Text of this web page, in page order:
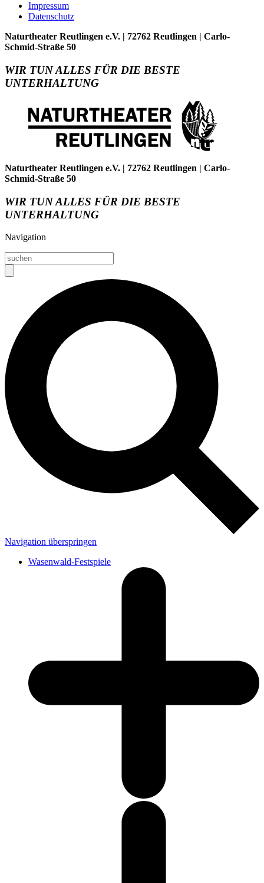
Impressum
Datenschutz
Naturtheater Reutlingen e.V. | 72762 Reutlingen | Carlo-
Schmid-Straße 50
WIR TUN ALLES FÜR DIE BESTE
UNTERHALTUNG
Naturtheater Reutlingen e.V. | 72762 Reutlingen | Carlo-
Schmid-Straße 50
WIR TUN ALLES FÜR DIE BESTE
UNTERHALTUNG
Navigation
Navigation überspringen
Wasenwald-Festspiele